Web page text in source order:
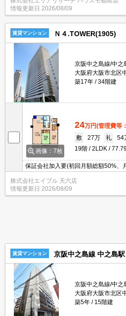
情報更新日 2026/08/09
賃貸マンション Ｎ４.TOWER(1905)
京阪中之島線/中之
大阪府大阪市北区
築17年
34階建
画像：7枚
24万円(管理費等
敷
27万 礼
54
19階
2LDK
保証会社加入要(初回月額総額50%、
していますよね。分譲賃貸タワーマ
ゼット付き。新生活のスタートはこ
株式会社エイブル 天六店
情報更新日 2026/08/09
賃貸マンション 京阪中之島線 中之島
京阪中之島線/中之
大阪府大阪市北区
築5年
15階建